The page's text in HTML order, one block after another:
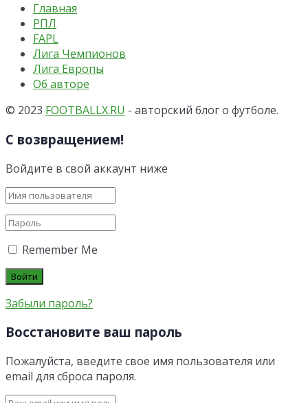
Главная
РПЛ
FAPL
Лига Чемпионов
Лига Европы
Об авторе
© 2023 FOOTBALLX.RU - авторский блог о футболе.
С возвращением!
Войдите в свой аккаунт ниже
Remember Me
Забыли пароль?
Восстановите ваш пароль
Пожалуйста, введите свое имя пользователя или
email для сброса пароля.